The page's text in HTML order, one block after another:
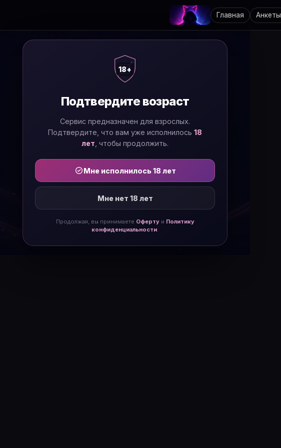
Главная Анкеты
18+
Подтвердите возраст
Сервис предназначен для взрослых.
Подтвердите, что вам уже исполнилось 18
лет , чтобы продолжить.
Мне исполнилось 18 лет
Мне нет 18 лет
Продолжая, вы принимаете Офертуи Политику
конфиденциальности.